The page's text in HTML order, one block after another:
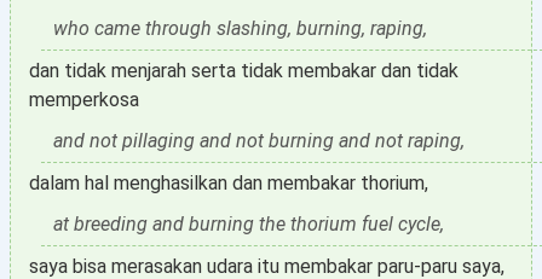
who came through slashing, burning, raping,
dan tidak menjarah serta tidak membakar dan tidak
memperkosa
and not pillaging and not burning and not raping,
dalam hal menghasilkan dan membakar thorium,
at breeding and burning the thorium fuel cycle,
saya bisa merasakan udara itu membakar paru-paru saya,